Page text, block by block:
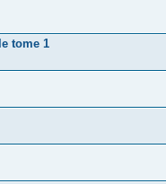
tome 1